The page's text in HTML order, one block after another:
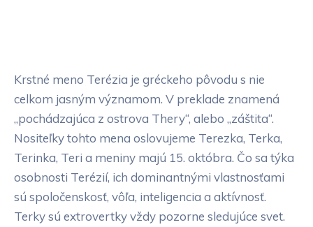
Krstné meno Terézia je gréckeho pôvodu s nie
celkom jasným významom. V preklade znamená
„pochádzajúca z ostrova Thery“, alebo „záštita“.
Nositeľky tohto mena oslovujeme Terezka, Terka,
Terinka, Teri a meniny majú 15. októbra. Čo sa týka
osobnosti Terézií, ich dominantnými vlastnosťami
sú spoločenskosť, vôľa, inteligencia a aktívnosť.
Terky sú extrovertky vždy pozorne sledujúce svet.